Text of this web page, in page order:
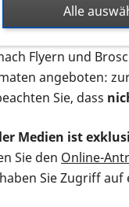
Sie sämtliches
Flyern und
angeboten:
Sie, dass
Medien ist
Sie den Online-
Sie Zugriff
Alle